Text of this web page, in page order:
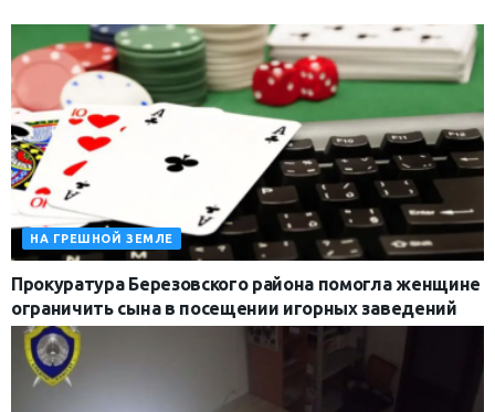
НА ГРЕШНОЙ ЗЕМЛЕ
Прокуратура Березовского района помогла женщине
ограничить сына в посещении игорных заведений